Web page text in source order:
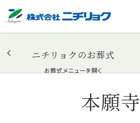
ニチリョクのお葬式
お葬式メニューを開く
本願寺